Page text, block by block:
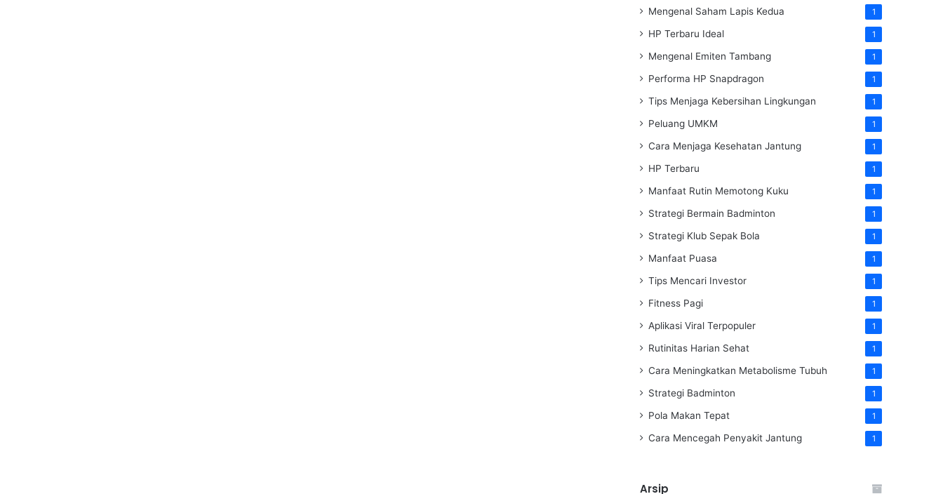
Mengenal Saham Lapis Kedua 1
HP Terbaru Ideal 1
Mengenal Emiten Tambang 1
Performa HP Snapdragon 1
Tips Menjaga Kebersihan Lingkungan 1
Peluang UMKM 1
Cara Menjaga Kesehatan Jantung 1
HP Terbaru 1
Manfaat Rutin Memotong Kuku 1
Strategi Bermain Badminton 1
Strategi Klub Sepak Bola 1
Manfaat Puasa 1
Tips Mencari Investor 1
Fitness Pagi 1
Aplikasi Viral Terpopuler 1
Rutinitas Harian Sehat 1
Cara Meningkatkan Metabolisme Tubuh 1
Strategi Badminton 1
Pola Makan Tepat 1
Cara Mencegah Penyakit Jantung 1
Arsip